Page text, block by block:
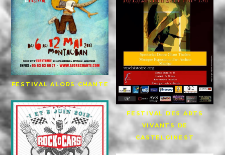
FESTIVAL ALORS CHANTE
FESTIVAL DES ARTS
VIVANTS DE
CASTELGINEST